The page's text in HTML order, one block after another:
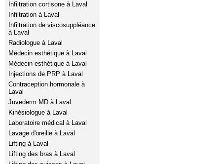
Infiltration cortisone à Laval
Infiltration à Laval
Infiltration de viscosuppléance
à Laval
Radiologue à Laval
Médecin esthétique à Laval
Médecin esthétique à Laval
Injections de PRP à Laval
Contraception hormonale à
Laval
Juvederm MD à Laval
Kinésiologue à Laval
Laboratoire médical à Laval
Lavage d'oreille à Laval
Lifting à Laval
Lifting des bras à Laval